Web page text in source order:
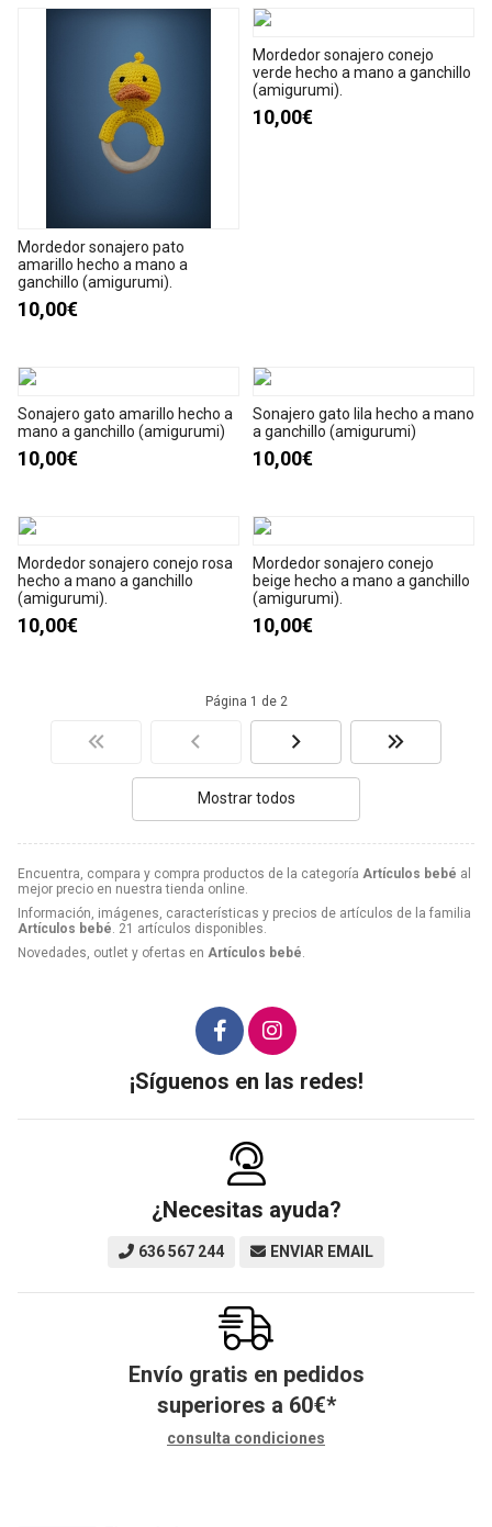
Encuentra, compara y compra productos de la categoría Artículos bebé al
mejor precio en nuestra tienda online.
Información, imágenes, características y precios de artículos de la familia
Artículos bebé . 21 artículos disponibles.
Novedades, outlet y ofertas en Artículos bebé
Mordedor sonajero pato
amarillo hecho a mano a
ganchillo (amigurumi).
10,00€
Mordedor sonajero conejo
verde hecho a mano a ganchillo
(amigurumi).
10,00€
Sonajero gato amarillo hecho a
mano a ganchillo (amigurumi)
10,00€
Sonajero gato lila hecho a mano
a ganchillo (amigurumi)
10,00€
Mordedor sonajero conejo rosa
hecho a mano a ganchillo
(amigurumi).
10,00€
Mordedor sonajero conejo
beige hecho a mano a ganchillo
(amigurumi).
10,00€
Página 1 de 2
Mostrar todos
¡Síguenos en las redes!
¿Necesitas ayuda?
636 567 244 ENVIAR EMAIL
Envío gratis en pedidos
superiores a 60€*
consulta condiciones